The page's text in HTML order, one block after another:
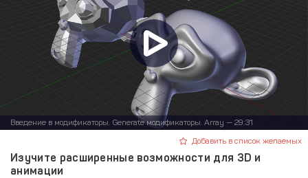
Введение в модификаторы. Generate модификаторы. Array — 29:31
Добавить в список желаемых
Изучите расширенные возможности для 3D и
анимации